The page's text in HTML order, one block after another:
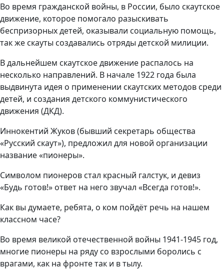
Во время гражданской войны, в России, было скаутское
движение, которое помогало разыскивать
беспризорных детей, оказывали социальную помощь,
так же скауты создавались отряды детской милиции.
В дальнейшем скаутское движение распалось на
несколько направлений. В начале 1922 года была
выдвинута идея о применении скаутских методов среди
детей, и создания детского коммунистического
движения (ДКД).
Иннокентий Жуков (бывший секретарь общества
«Русский скаут»), предложил для новой организации
название «пионеры».
Символом пионеров стал красный галстук, и девиз
«Будь готов!» ответ на него звучал «Всегда готов!».
Как вы думаете, ребята, о ком пойдёт речь на нашем
классном часе?
Во время великой отечественной войны 1941-1945 год,
многие пионеры на ряду со взрослыми боролись с
врагами, как на фронте так и в тылу.